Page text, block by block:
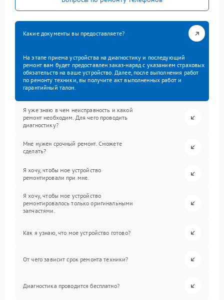
Какие документы вы предоставляете?
На этапе приема устройства на диагностику и последующий
ремонт вам будет предоставлен заказ-наряд с указанием страховых
обязательств на ваше устройство. Далее, после выполнения работ
по ремонту техники, вы получите акт выполненных работ и
гарантийный талон.
Я уже знаю в чем неисправность и какой
ремонт необходим. Для чего проводить
диагностику?
Мне нужен срочный ремонт. Сможете
сделать?
Я хочу, чтобы мое устройство
ремонтировали при мне.
Я хочу, чтобы мое устройство
ремонтировалось только оригинальными
запчастями.
Как я узнаю, что мое устройство готово?
От чего зависит срок ремонта техники?
Диагностика проводится бесплатно?